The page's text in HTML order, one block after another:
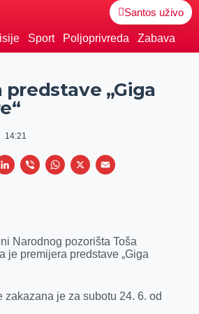
Santos uživo
Sport Poljoprivreda Zabava
„Giga
14:21
L
e
n
V
r
W
s
A
p
X
E
l
Narodnog pozorišta Toša
je premijera predstave „Giga
zakazana je za subotu 24. 6. od